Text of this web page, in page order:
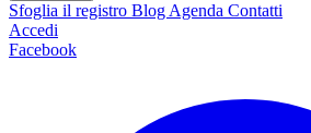
Sfoglia il registro Blog Agenda Contatti
Accedi
Facebook